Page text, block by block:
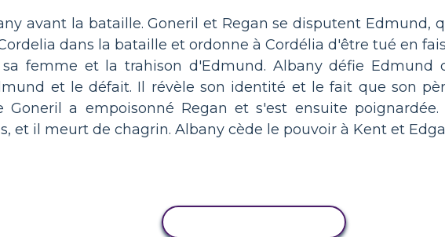
avant la bataille. Goneril et Regan se disputent Edmund,
dans la bataille et ordonne à Cordélia d'être tué en
sa femme et la trahison d'Edmund. Albany défie Edmund
et le défait. Il révèle son identité et le fait que son
Goneril a empoisonné Regan et s'est ensuite
et il meurt de chagrin. Albany cède le pouvoir à Kent et